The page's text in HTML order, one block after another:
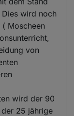
wird noch
Moscheen
von
wird der 90
25 jährige